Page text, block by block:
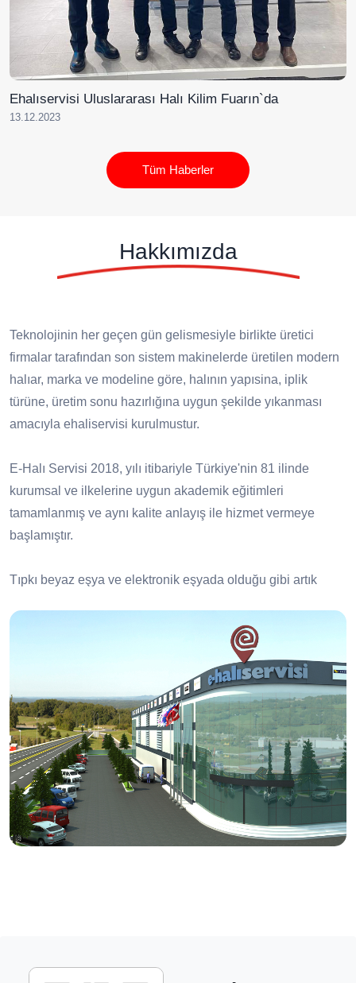
Ehalıservisi Uluslararası Halı Kilim Fuarın`da
13.12.2023
Tüm Haberler
Hakkımızda
Teknolojinin her geçen gün gelismesiyle birlikte üretici
firmalar tarafından son sistem makinelerde üretilen modern
halıar, marka ve modeline göre, halının yapısina, iplik
türüne, üretim sonu hazırlığına uygun şekilde yıkanması
amacıyla ehaliservisi kurulmustur.
E-Halı Servisi 2018, yılı itibariyle Türkiye'nin 81 ilinde
kurumsal ve ilkelerine uygun akademik eğitimleri
tamamlanmış ve aynı kalite anlayış ile hizmet vermeye
başlamıştır.
Tıpkı beyaz eşya ve elektronik eşyada olduğu gibi artık
olduğumuz tüm markaların yıkama, bakım, onarım ve saçak
tamir işlemlerini, usta eller ve modern tesislerde titizlikle
Vizyonumuz
Halı bakımında, doğru ürün ve doğru yöntem ile kaliteli
bakım ve temizlik hizmetinin yayılması.
Üretici firmanın itibarını ve halının markasını koruyan
anlayışı kazanmış servislerin desteklenmesi.
Ülke çapında aynı anlayış ve sistem ile yürüyen,